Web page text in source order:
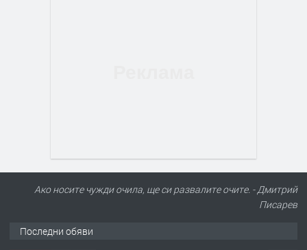
Ако носите чужди очила, ще си развалите очите. - Дмитрий
Писарев
Последни обяви